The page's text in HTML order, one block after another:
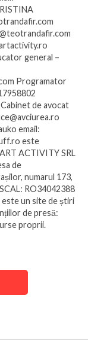
general –
Programator
de avocat
email:
este
ACTIVITY SRL
de
numarul 173,
RO34042388
un site de știri
de presă:
proprii.